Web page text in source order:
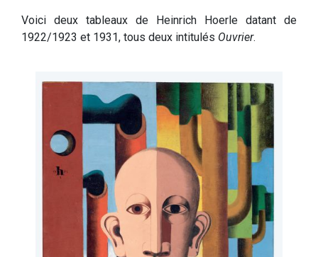
Voici deux tableaux de Heinrich Hoerle datant de
1922/1923 et 1931, tous deux intitulés Ouvrier.